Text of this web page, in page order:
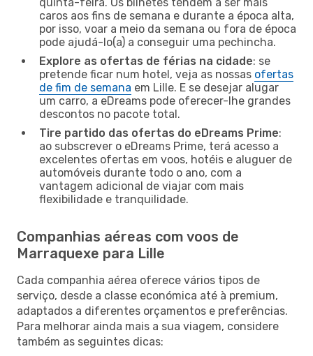
caros aos fins de semana e durante a época alta,
por isso, voar a meio da semana ou fora de época
pode ajudá-lo(a) a conseguir uma pechincha.
Explore as ofertas de férias na cidade: se
pretende ficar num hotel, veja as nossas ofertas
de fim de semana em Lille. E se desejar alugar
um carro, a eDreams pode oferecer-lhe grandes
descontos no pacote total.
Tire partido das ofertas do eDreams Prime:
ao subscrever o eDreams Prime, terá acesso a
excelentes ofertas em voos, hotéis e aluguer de
automóveis durante todo o ano, com a
vantagem adicional de viajar com mais
flexibilidade e tranquilidade.
Companhias aéreas com voos de
Marraquexe para Lille
Cada companhia aérea oferece vários tipos de
serviço, desde a classe económica até à premium,
adaptados a diferentes orçamentos e preferências.
Para melhorar ainda mais a sua viagem, considere
também as seguintes dicas: